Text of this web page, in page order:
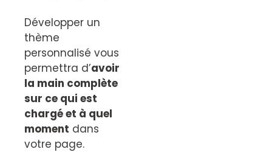
Développer un
thème
personnalisé vous
permettra d’avoir
la main complète
sur ce qui est
chargé et à quel
moment dans
votre page.